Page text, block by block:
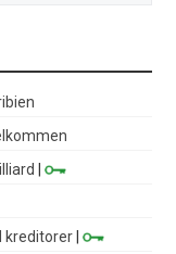
|
kreditorer |